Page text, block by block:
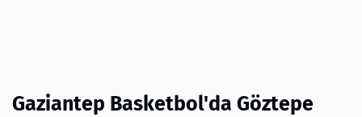
Gaziantep Basketbol'da Göztepe